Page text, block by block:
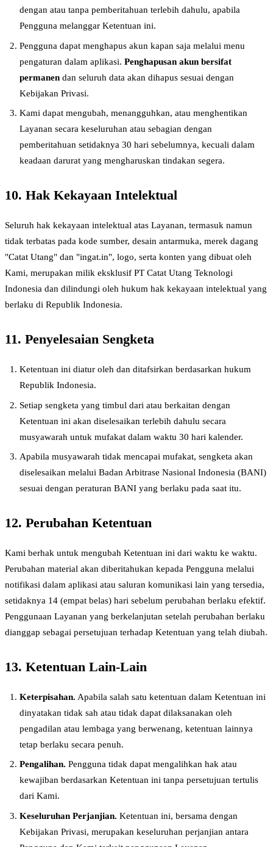
dengan atau tanpa pemberitahuan terlebih dahulu, apabila
Pengguna melanggar Ketentuan ini.
Pengguna dapat menghapus akun kapan saja melalui menu
pengaturan dalam aplikasi. Penghapusan akun bersifat
permanen dan seluruh data akan dihapus sesuai dengan
Kebijakan Privasi.
Kami dapat mengubah, menangguhkan, atau menghentikan
Layanan secara keseluruhan atau sebagian dengan
pemberitahuan setidaknya 30 hari sebelumnya, kecuali dalam
keadaan darurat yang mengharuskan tindakan segera.
10. Hak Kekayaan Intelektual
Seluruh hak kekayaan intelektual atas Layanan, termasuk namun
tidak terbatas pada kode sumber, desain antarmuka, merek dagang
"Catat Utang" dan "ingat.in", logo, serta konten yang dibuat oleh
Kami, merupakan milik eksklusif PT Catat Utang Teknologi
Indonesia dan dilindungi oleh hukum hak kekayaan intelektual yang
berlaku di Republik Indonesia.
11. Penyelesaian Sengketa
Ketentuan ini diatur oleh dan ditafsirkan berdasarkan hukum
Republik Indonesia.
Setiap sengketa yang timbul dari atau berkaitan dengan
Ketentuan ini akan diselesaikan terlebih dahulu secara
musyawarah untuk mufakat dalam waktu 30 hari kalender.
Apabila musyawarah tidak mencapai mufakat, sengketa akan
diselesaikan melalui Badan Arbitrase Nasional Indonesia (BANI)
sesuai dengan peraturan BANI yang berlaku pada saat itu.
12. Perubahan Ketentuan
Kami berhak untuk mengubah Ketentuan ini dari waktu ke waktu.
Perubahan material akan diberitahukan kepada Pengguna melalui
notifikasi dalam aplikasi atau saluran komunikasi lain yang tersedia,
setidaknya 14 (empat belas) hari sebelum perubahan berlaku efektif.
Penggunaan Layanan yang berkelanjutan setelah perubahan berlaku
dianggap sebagai persetujuan terhadap Ketentuan yang telah diubah.
13. Ketentuan Lain-Lain
Keterpisahan. Apabila salah satu ketentuan dalam Ketentuan ini
dinyatakan tidak sah atau tidak dapat dilaksanakan oleh
pengadilan atau lembaga yang berwenang, ketentuan lainnya
tetap berlaku secara penuh.
Pengalihan. Pengguna tidak dapat mengalihkan hak atau
kewajiban berdasarkan Ketentuan ini tanpa persetujuan tertulis
dari Kami.
Keseluruhan Perjanjian. Ketentuan ini, bersama dengan
Kebijakan Privasi, merupakan keseluruhan perjanjian antara